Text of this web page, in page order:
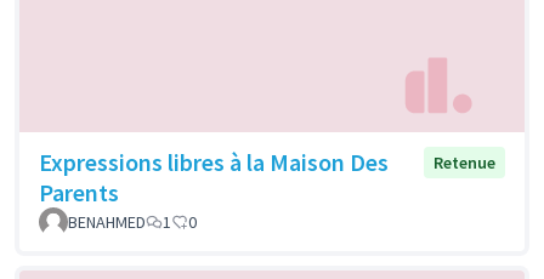
Expressions libres à la Maison Des
Parents
Retenue
BENAHMED 1 0